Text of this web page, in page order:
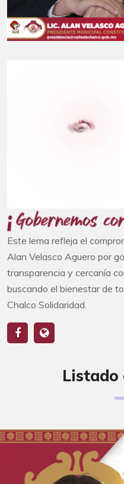
Este lema refleja el
Alan Velasco Aguero por
transparencia y cercanía
buscando el bienestar de
Chalco Solidaridad.
Listado